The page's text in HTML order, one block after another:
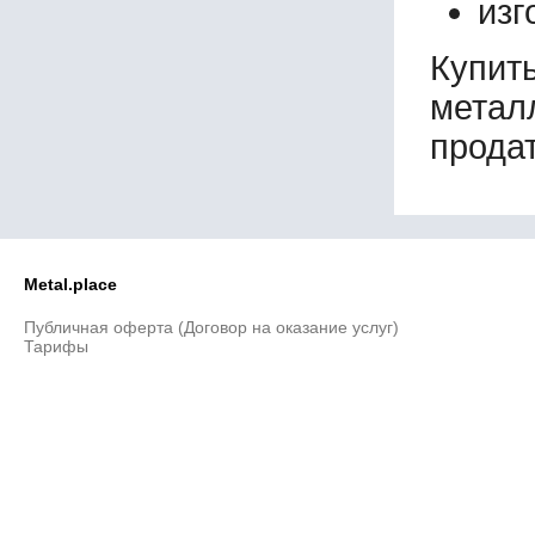
Metal.place
Публичная оферта (Договор на оказание услуг)
Тарифы